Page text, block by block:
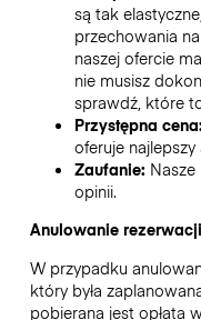
są tak
przechowania
naszej ofercie
nie musisz
sprawdź, które
Przystępna
oferuje
Zaufanie:
opinii.
Anulowanie rezerwacji
W przypadku
który była
pobierana jest opłata